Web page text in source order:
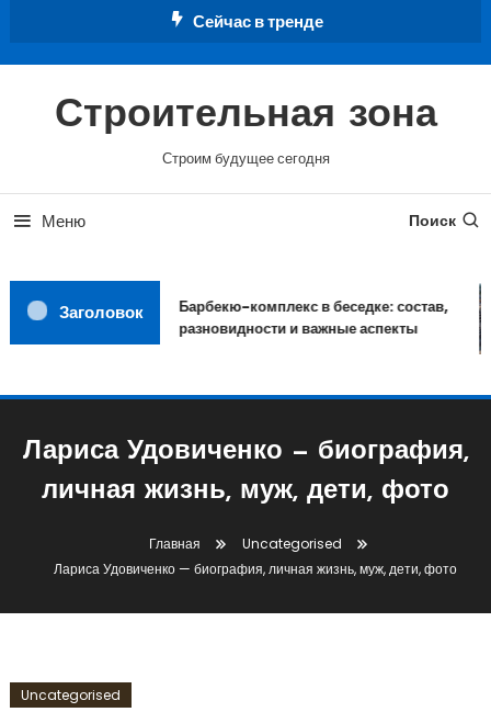
Сейчас в тренде
Строительная зона
Строим будущее сегодня
Меню Поиск
Заголовок
Барбекю-комплекс в беседке: состав,
разновидности и важные аспекты
Лариса Удовиченко — биография,
личная жизнь, муж, дети, фото
Главная
Uncategorised
Лариса Удовиченко — биография, личная жизнь, муж, дети, фото
Uncategorised